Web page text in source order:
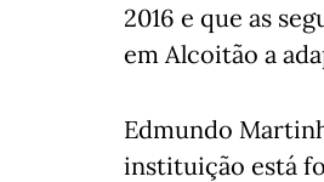
2016 e que as
em Alcoitão a
Edmundo
instituição está